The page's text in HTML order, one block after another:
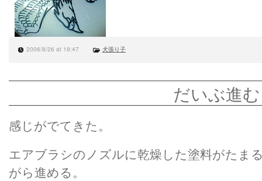
2006/8/26 at 19:47 犬張り子
だいぶ進む
感じがでてきた。
エアブラシのノズルに乾燥した塗料がたま
がら進める。